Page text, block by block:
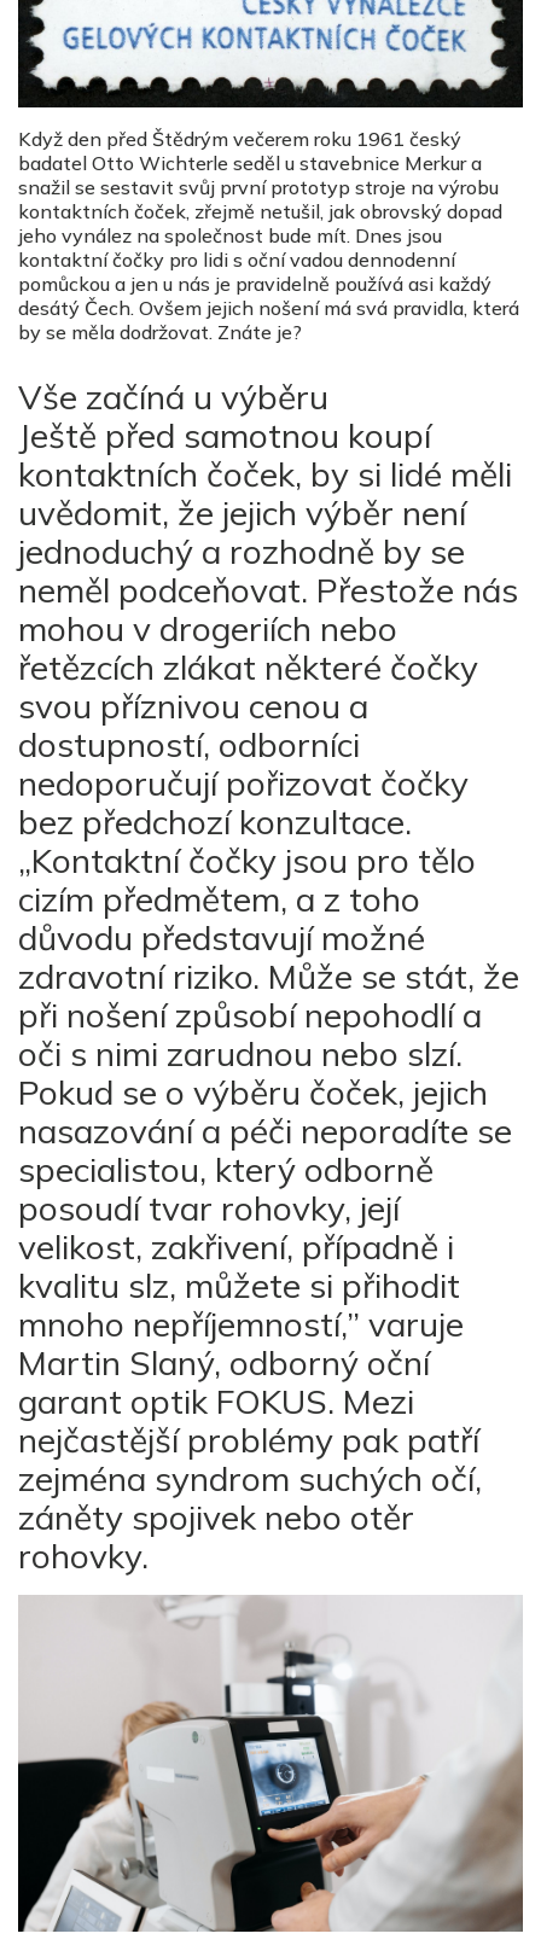
Když den před Štědrým večerem roku 1961 český
badatel Otto Wichterle seděl u stavebnice Merkur a
snažil se sestavit svůj první prototyp stroje na výrobu
kontaktních čoček, zřejmě netušil, jak obrovský dopad
jeho vynález na společnost bude mít. Dnes jsou
kontaktní čočky pro lidi s oční vadou dennodenní
pomůckou a jen u nás je pravidelně používá asi každý
desátý Čech. Ovšem jejich nošení má svá pravidla, která
by se měla dodržovat. Znáte je?
Vše začíná u výběru
Ještě před samotnou koupí
kontaktních čoček, by si lidé měli
uvědomit, že jejich výběr není
jednoduchý a rozhodně by se
neměl podceňovat. Přestože nás
mohou v drogeriích nebo
řetězcích zlákat některé čočky
svou příznivou cenou a
dostupností, odborníci
nedoporučují pořizovat čočky
bez předchozí konzultace.
„Kontaktní čočky jsou pro tělo
cizím předmětem, a z toho
důvodu představují možné
zdravotní riziko. Může se stát, že
při nošení způsobí nepohodlí a
oči s nimi zarudnou nebo slzí.
Pokud se o výběru čoček, jejich
nasazování a péči neporadíte se
specialistou, který odborně
posoudí tvar rohovky, její
velikost, zakřivení, případně i
kvalitu slz, můžete si přihodit
mnoho nepříjemností,” varuje
Martin Slaný, odborný oční
garant optik FOKUS. Mezi
nejčastější problémy pak patří
zejména syndrom suchých očí,
záněty spojivek nebo otěr
rohovky.